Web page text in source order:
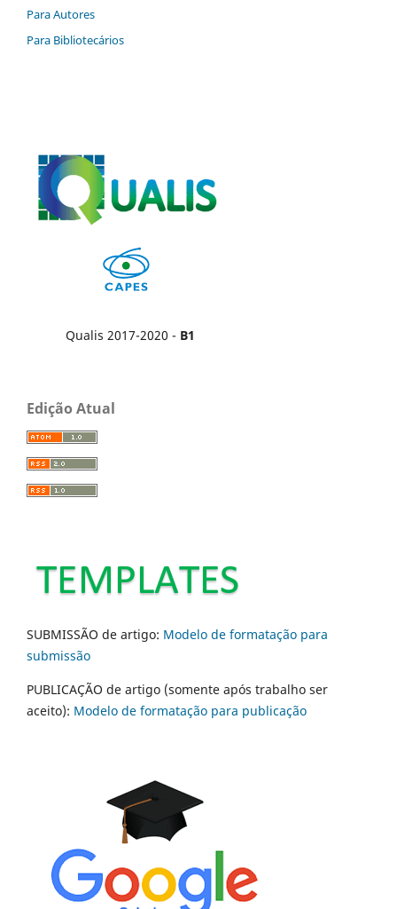
Para Autores
Para Bibliotecários
Qualis 2017-2020 - B1
Edição Atual
SUBMISSÃO de artigo: Modelo de formatação para
submissão
PUBLICAÇÃO de artigo (somente após trabalho ser
aceito): Modelo de formatação para publicação